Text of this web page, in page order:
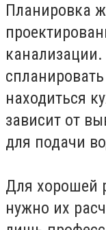
Планировка
находиться
зависит от
для подачи
Для хорошей
нужно их